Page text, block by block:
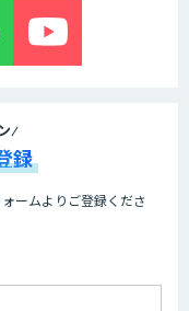
録
ームよりご登録くださ